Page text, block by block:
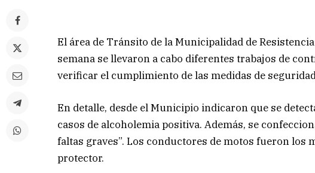
El área de Tránsito de la Municipalidad de
semana se llevaron a cabo diferentes trabajos de
verificar el cumplimiento de las medidas de
En detalle, desde el Municipio indicaron que se
casos de alcoholemia positiva. Además, se
faltas graves”. Los conductores de motos fueron los
protector.